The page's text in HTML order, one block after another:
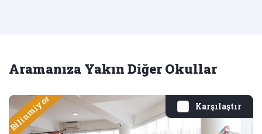
Aramanıza Yakın Diğer Okullar
Karşılaştır
Bilinmiyor